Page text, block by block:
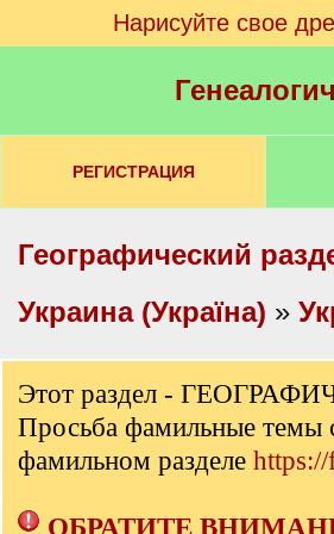
Нарисуйте свое
РЕГИСТРАЦИЯ
Географический
Украина (Україна) »
Этот раздел -
Просьба фамильные темы
фамильном разделе
ОБРАТИТЕ